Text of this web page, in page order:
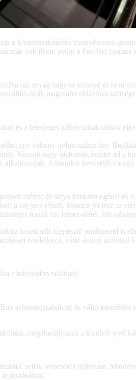
a környezetkímélés törekvéseinek
már volt ilyen, pedig a Pro-Ject csapata
(az anyag nagyon könnyű és nem
magasabb előállítási
és a felesleges kábelcsatlakozások
egy vékony nylon szálon lóg.
Viszont nagy biztonság érzetet ad a
alkalmazását. A hangkar kevesebb
mérete és súlya lend-tömegénél és
a zaj java részét. Mindez jót tesz az
hozzá filc lemez-alátét, bár
konstruált függesztő rendszerrel is
rendelkező, váltó áramú
a hátoldalon található.
sebességszabályzó és váltó
megakadályozza a kívülről jövő
sellak lemezeket lejátszani.